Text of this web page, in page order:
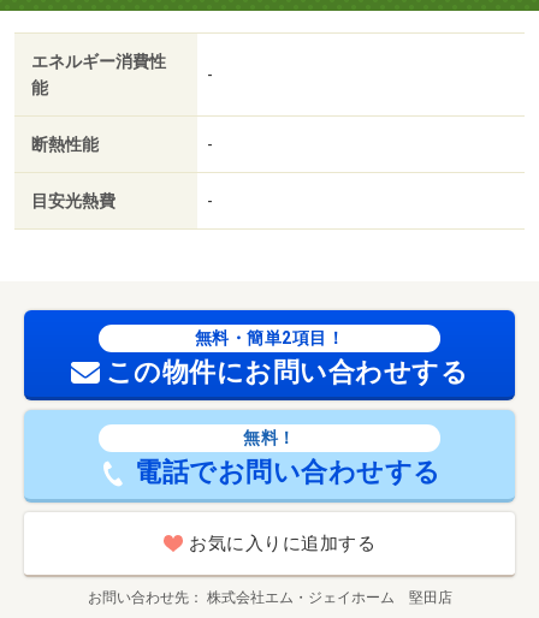
エネルギー消費性
能
-
断熱性能 -
目安光熱費 -
無料・簡単2項目！
この物件にお問い合わせする
無料！
電話でお問い合わせする
お気に入りに追加する
お問い合わせ先
株式会社エム・ジェイホーム 堅田店